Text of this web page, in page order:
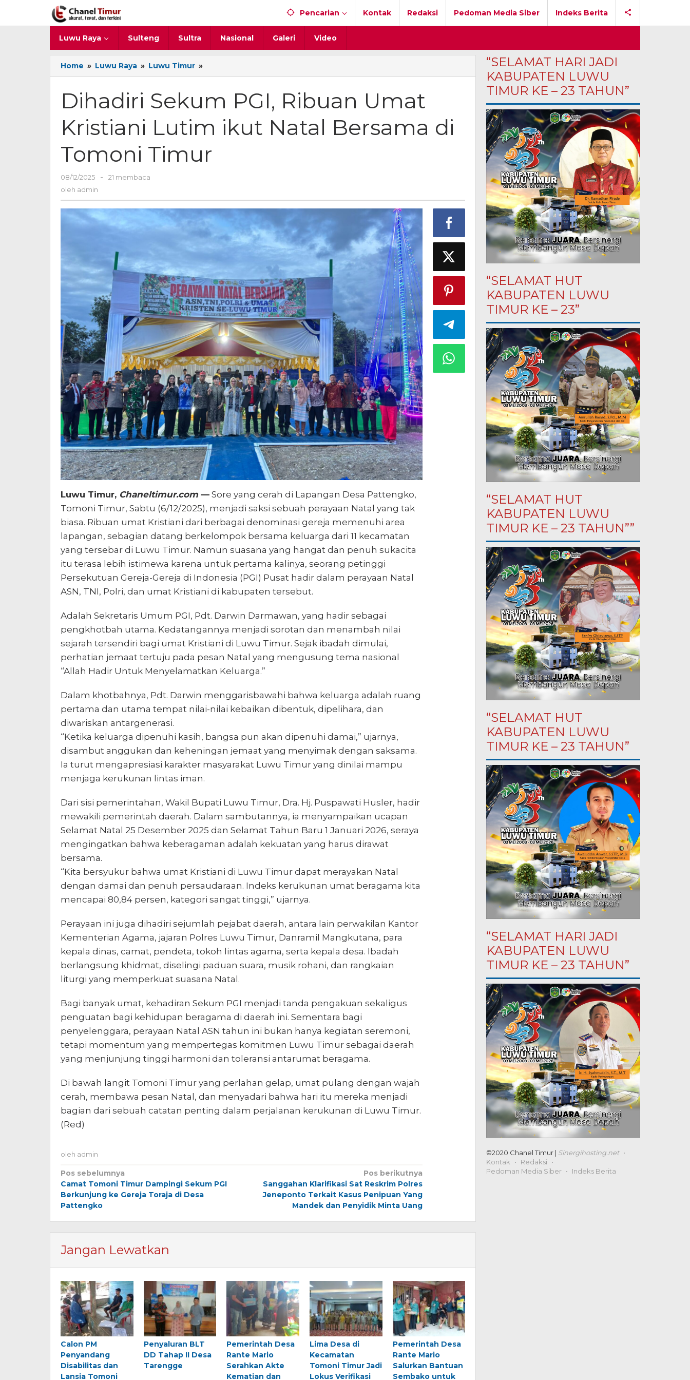
konten
Pencarian Kontak Redaksi Pedoman Media Siber Indeks Berita
Luwu Raya Sulteng Sultra Nasional Galeri Video
Home » Luwu Raya » Luwu Timur »
Sekum
Ribuan
Umat
Kristiani
Lutim
Natal
Bersama
Dihadiri Sekum PGI, Ribuan Umat
Kristiani Lutim ikut Natal Bersama di
Tomoni Timur
08/12/2025
oleh
-
21 membaca
oleh admin
Luwu Timur, Chaneltimur.com— Sore yang cerah di Lapangan Desa Pattengko,
Tomoni Timur, Sabtu (6/12/2025), menjadi saksi sebuah perayaan Natal yang tak
biasa. Ribuan umat Kristiani dari berbagai denominasi gereja memenuhi area
lapangan, sebagian datang berkelompok bersama keluarga dari 11 kecamatan
yang tersebar di Luwu Timur. Namun suasana yang hangat dan penuh sukacita
itu terasa lebih istimewa karena untuk pertama kalinya, seorang petinggi
Persekutuan Gereja-Gereja di Indonesia (PGI) Pusat hadir dalam perayaan Natal
ASN, TNI, Polri, dan umat Kristiani di kabupaten tersebut.
Adalah Sekretaris Umum PGI, Pdt. Darwin Darmawan, yang hadir sebagai
pengkhotbah utama. Kedatangannya menjadi sorotan dan menambah nilai
sejarah tersendiri bagi umat Kristiani di Luwu Timur. Sejak ibadah dimulai,
perhatian jemaat tertuju pada pesan Natal yang mengusung tema nasional
“Allah Hadir Untuk Menyelamatkan Keluarga.”
Dalam khotbahnya, Pdt. Darwin menggarisbawahi bahwa keluarga adalah ruang
pertama dan utama tempat nilai-nilai kebaikan dibentuk, dipelihara, dan
diwariskan antargenerasi.
“Ketika keluarga dipenuhi kasih, bangsa pun akan dipenuhi damai,” ujarnya,
disambut anggukan dan keheningan jemaat yang menyimak dengan saksama.
Ia turut mengapresiasi karakter masyarakat Luwu Timur yang dinilai mampu
menjaga kerukunan lintas iman.
Dari sisi pemerintahan, Wakil Bupati Luwu Timur, Dra. Hj. Puspawati Husler, hadir
mewakili pemerintah daerah. Dalam sambutannya, ia menyampaikan ucapan
Selamat Natal 25 Desember 2025 dan Selamat Tahun Baru 1 Januari 2026, seraya
mengingatkan bahwa keberagaman adalah kekuatan yang harus dirawat
bersama.
“Kita bersyukur bahwa umat Kristiani di Luwu Timur dapat merayakan Natal
dengan damai dan penuh persaudaraan. Indeks kerukunan umat beragama kita
mencapai 80,84 persen, kategori sangat tinggi,” ujarnya.
Perayaan ini juga dihadiri sejumlah pejabat daerah, antara lain perwakilan Kantor
Kementerian Agama, jajaran Polres Luwu Timur, Danramil Mangkutana, para
kepala dinas, camat, pendeta, tokoh lintas agama, serta kepala desa. Ibadah
berlangsung khidmat, diselingi paduan suara, musik rohani, dan rangkaian
liturgi yang memperkuat suasana Natal.
Bagi banyak umat, kehadiran Sekum PGI menjadi tanda pengakuan sekaligus
penguatan bagi kehidupan beragama di daerah ini. Sementara bagi
penyelenggara, perayaan Natal ASN tahun ini bukan hanya kegiatan seremoni,
tetapi momentum yang mempertegas komitmen Luwu Timur sebagai daerah
yang menjunjung tinggi harmoni dan toleransi antarumat beragama.
Di bawah langit Tomoni Timur yang perlahan gelap, umat pulang dengan wajah
cerah, membawa pesan Natal, dan menyadari bahwa hari itu mereka menjadi
bagian dari sebuah catatan penting dalam perjalanan kerukunan di Luwu Timur.
(Red)
oleh admin
Navigasi
pos
Pos sebelumnya
Camat Tomoni Timur Dampingi Sekum PGI
Berkunjung ke Gereja Toraja di Desa
Pattengko
Pos berikutnya
Sanggahan Klarifikasi Sat Reskrim Polres
Jeneponto Terkait Kasus Penipuan Yang
Mandek dan Penyidik Minta Uang
Jangan Lewatkan
Calon PM
Penyandang
Disabilitas dan
Lansia Tomoni
Penyaluran BLT
DD Tahap II Desa
Tarengge
Pemerintah Desa
Rante Mario
Serahkan Akte
Kematian dan
Lima Desa di
Kecamatan
Tomoni Timur Jadi
Lokus Verifikasi
Pemerintah Desa
Rante Mario
Salurkan Bantuan
Sembako untuk
“SELAMAT HARI JADI
KABUPATEN LUWU
TIMUR KE – 23 TAHUN”
“SELAMAT HUT
KABUPATEN LUWU
TIMUR KE – 23”
“SELAMAT HUT
KABUPATEN LUWU
TIMUR KE – 23 TAHUN””
“SELAMAT HUT
KABUPATEN LUWU
TIMUR KE – 23 TAHUN”
“SELAMAT HARI JADI
KABUPATEN LUWU
TIMUR KE – 23 TAHUN”
©2020 Chanel Timur | Sinergihosting.net
Kontak
Redaksi
Pedoman Media Siber
Indeks Berita